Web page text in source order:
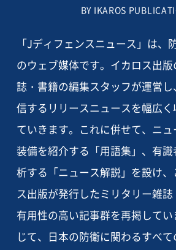
BY IKAROS
「Jディフェンスニュース」は、
のウェブ媒体です。イカロス出
誌・書籍の編集スタッフが運営
信するリリースニュースを幅広
ていきます。これに併せて、ニ
装備を紹介する「用語集」、有
析する「ニュース解説」を設け
ス出版が発行したミリタリー雑誌
有用性の高い記事群を再掲して
じて、日本の防衛に関わるすべ